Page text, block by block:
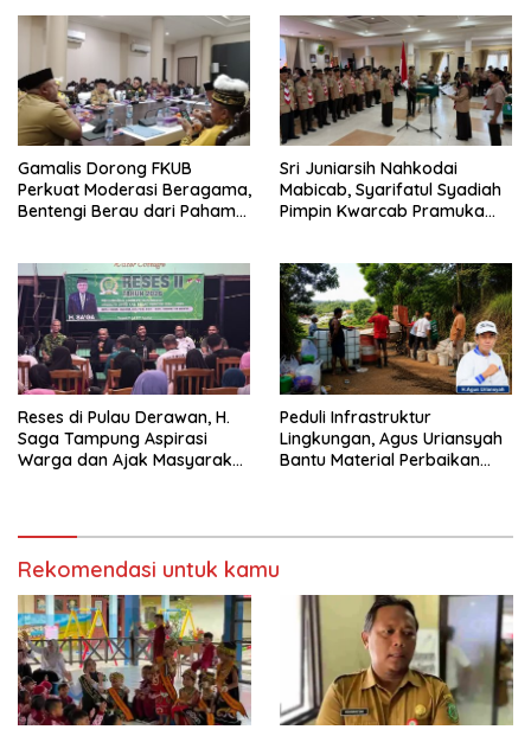
Gamalis Dorong FKUB
Perkuat Moderasi Beragama,
Bentengi Berau dari Paham
Sri Juniarsih Nahkodai
Mabicab, Syarifatul Syadiah
Pimpin Kwarcab Pramuka
Reses di Pulau Derawan, H.
Saga Tampung Aspirasi
Warga dan Ajak Masyarakat
Peduli Infrastruktur
Lingkungan, Agus Uriansyah
Bantu Material Perbaikan
Rekomendasi untuk kamu